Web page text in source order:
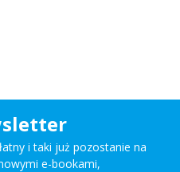
i taki już pozostanie na
e-bookami,